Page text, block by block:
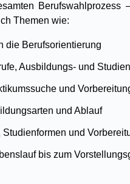
Themen wie:
die Berufsorientierung
Ausbildungs- und
und
und Ablauf
und
bis zum